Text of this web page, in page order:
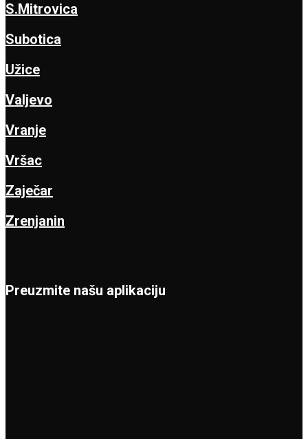
S.Mitrovica
Subotica
Užice
Valjevo
Vranje
Vršac
Zaječar
Zrenjanin
Preuzmite našu aplikaciju